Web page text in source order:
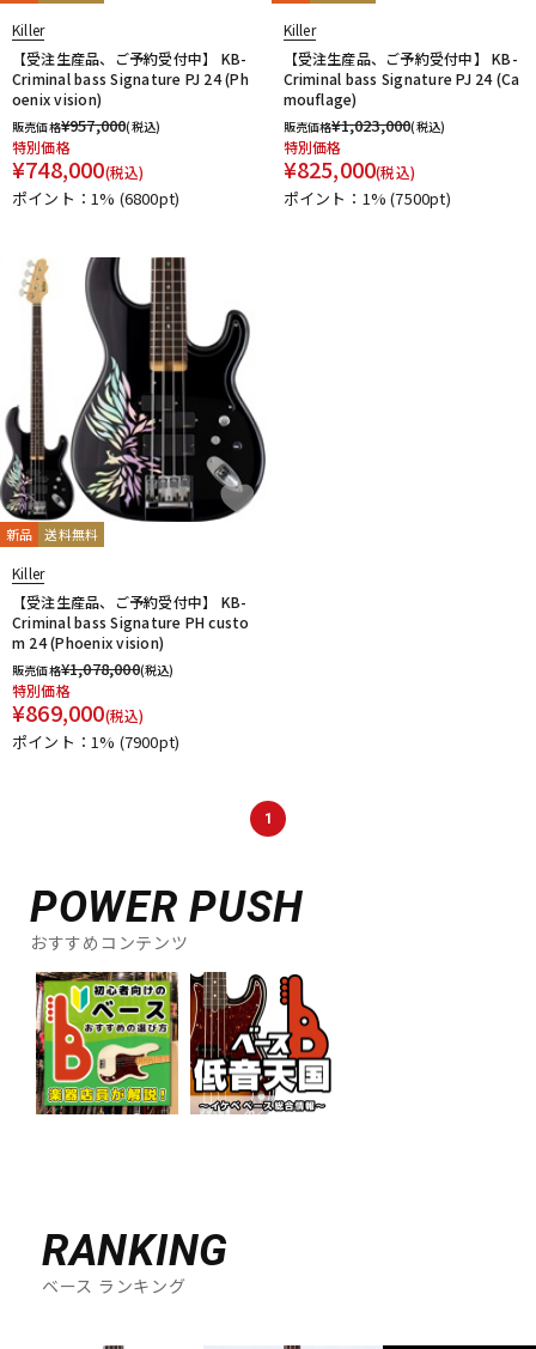
Killer
【受注生産品、ご予約受付中】 KB-
Criminal bass Signature PJ 24 (Ph
oenix vision)
販売価格¥957,000(税込)
特別価格
¥748,000(税込)
ポイント：1% (6800pt)
Killer
【受注生産品、ご予約受付中】 KB-
Criminal bass Signature PJ 24 (Ca
mouflage)
販売価格¥1,023,000(税込)
特別価格
¥825,000(税込)
ポイント：1%(7500pt)
新品 送料無料
Killer
【受注生産品、ご予約受付中】 KB-
Criminal bass Signature PH custo
m 24 (Phoenix vision)
販売価格¥1,078,000(税込)
特別価格
¥869,000(税込)
ポイント：1% (7900pt)
1
POWER PUSH
おすすめコンテンツ
RANKING
ベース ランキング